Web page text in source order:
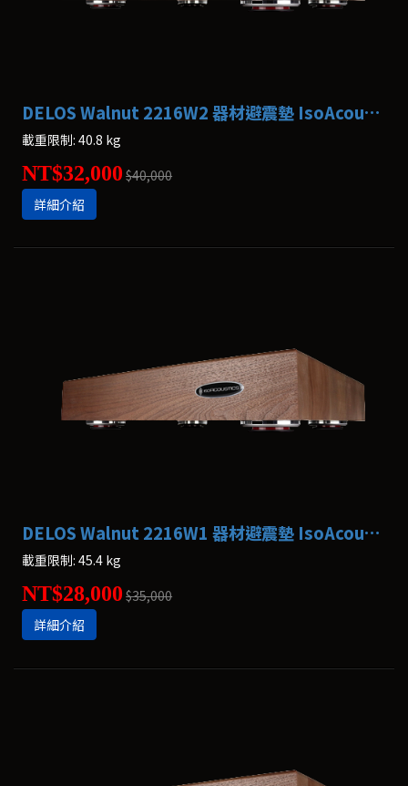
DELOS Walnut 2216W2 器材避震墊 IsoAcoustics
載重限制: 40.8 kg
NT$32,000 $40,000
詳細介紹
DELOS Walnut 2216W1 器材避震墊 IsoAcoustics
載重限制: 45.4 kg
NT$28,000 $35,000
詳細介紹